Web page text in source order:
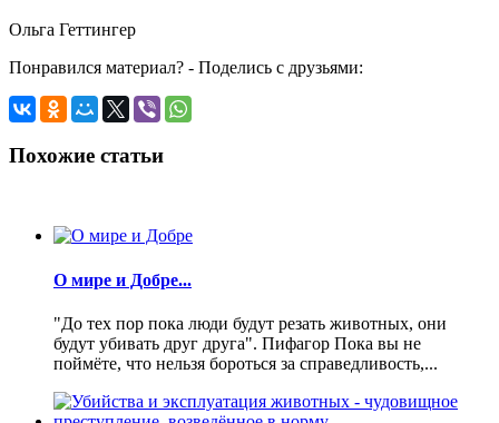
Ольга Геттингер
Понравился материал? - Поделись с друзьями:
Похожие статьи
О мире и Добре...
"До тех пор пока люди будут резать животных, они
будут убивать друг друга". Пифагор Пока вы не
поймёте, что нельзя бороться за справедливость,...